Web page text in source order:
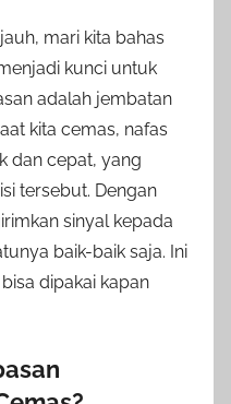
mari kita bahas
kunci untuk
adalah jembatan
kita cemas, nafas
dan cepat, yang
tersebut. Dengan
sinyal kepada
baik-baik saja. Ini
dipakai kapan